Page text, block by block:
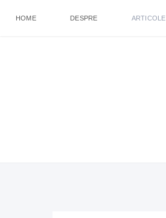
HOME DESPRE ARTICOLE